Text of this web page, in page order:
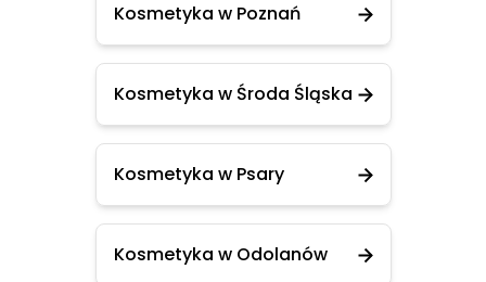
Kosmetyka w Poznań
Kosmetyka w Środa Śląska
Kosmetyka w Psary
Kosmetyka w Odolanów